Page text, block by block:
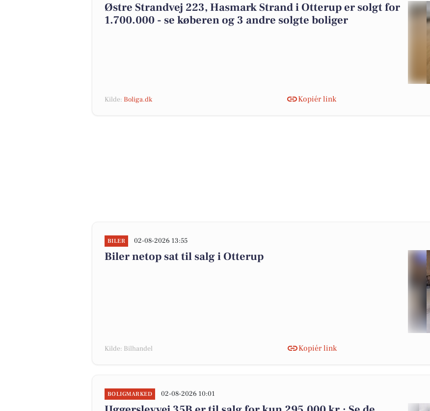
Østre Strandvej 223, Hasmark Strand i Otterup er solgt for
1.700.000 - se køberen og 3 andre solgte boliger
Kilde: Boliga.dk Kopiér link
BILER 02-08-2026 13:55
Biler netop sat til salg i Otterup
Kilde: Bilhandel Kopiér link
BOLIGMARKED 02-08-2026 10:01